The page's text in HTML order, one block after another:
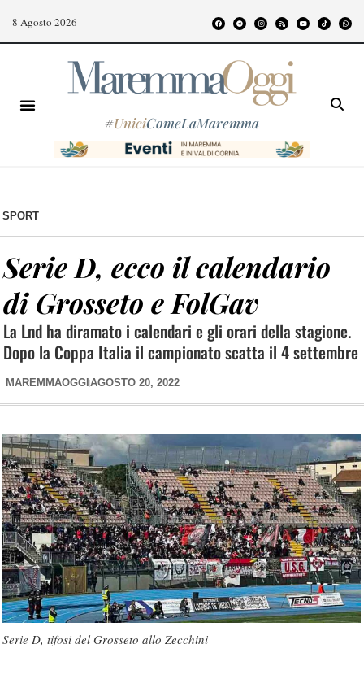
8 Agosto 2026
#UniciComeLaMaremma
SPORT
Serie D, ecco il calendario
di Grosseto e FolGav
La Lnd ha diramato i calendari e gli orari della stagione.
Dopo la Coppa Italia il campionato scatta il 4 settembre
MAREMMAOGGI AGOSTO 20, 2022
Serie D, tifosi del Grosseto allo Zecchini